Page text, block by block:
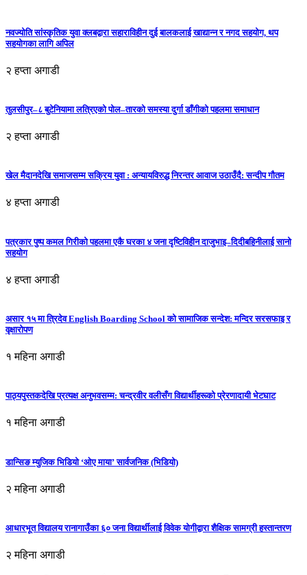
नवज्योति सांस्कृतिक युवा क्लबद्वारा सहाराविहीन दुई बालकलाई खाद्यान्न र नगद सहयोग, थप
सहयोगका लागि अपिल
२ हप्ता अगाडी
तुलसीपुर–८ बुटेनियामा लत्रिएको पोल–तारको समस्या दुर्गा डाँगीको पहलमा समाधान
२ हप्ता अगाडी
खेल मैदानदेखि समाजसम्म सक्रिय युवा : अन्यायविरुद्ध निरन्तर आवाज उठाउँदै: सन्दीप गौतम
४ हप्ता अगाडी
पत्रकार पुष्प कमल गिरीको पहलमा एकै घरका ४ जना दृष्टिविहीन दाजुभाइ–दिदीबहिनीलाई सानो
सहयोग
४ हप्ता अगाडी
असार १५ मा त्रिदेव English Boarding School को सामाजिक सन्देश: मन्दिर सरसफाइ र
वृक्षारोपण
१ महिना अगाडी
पाठ्यपुस्तकदेखि प्रत्यक्ष अनुभवसम्म: चन्द्रवीर वलीसँग विद्यार्थीहरूको प्रेरणादायी भेटघाट
१ महिना अगाडी
डान्सिङ म्युजिक भिडियो ‘ओए माया’ सार्वजनिक (भिडियो)
२ महिना अगाडी
आधारभूत विद्यालय रानागाउँका ६० जना विद्यार्थीलाई विवेक योगीद्वारा शैक्षिक सामग्री हस्तान्तरण
२ महिना अगाडी